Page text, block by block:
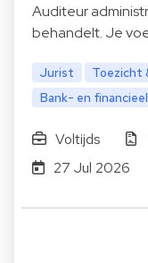
Auditeur
behandelt. Je
Jurist
Toezicht
Bank- en
Voltijds
27 Jul 2026